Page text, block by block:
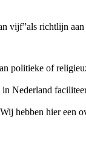
vijf”als richtlijn aan
politieke of
Nederland
hebben hier een